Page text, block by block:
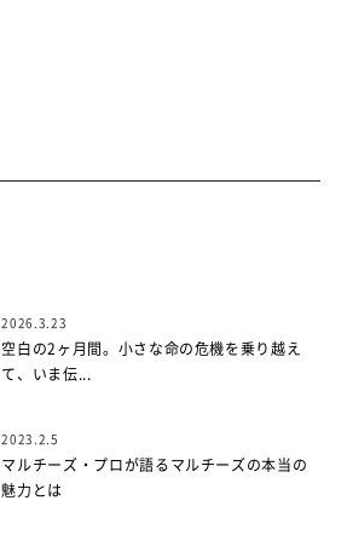
2026.3.23
空白の2ヶ月間。小さな命の危機を乗り越え
て、いま伝...
2023.2.5
マルチーズ・プロが語るマルチーズの本当の
魅力とは